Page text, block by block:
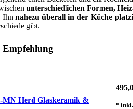
unterschiedlichen Formen,
Ihnnahezu überall in der Küche
gibt.
Empfehlung
MN Herd Glaskeramik &
* inkl.